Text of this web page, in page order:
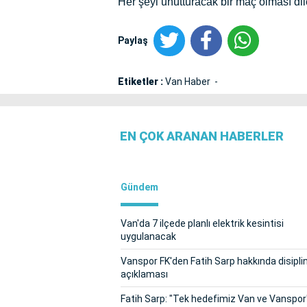
Paylaş
Etiketler :Van Haber
EN ÇOK ARANAN HABERLER
Gündem
Van'da 7 ilçede planlı elektrik kesintisi
uygulanacak
Vanspor FK'den Fatih Sarp hakkında
açıklaması
Fatih Sarp: "Tek hedefimiz Van ve